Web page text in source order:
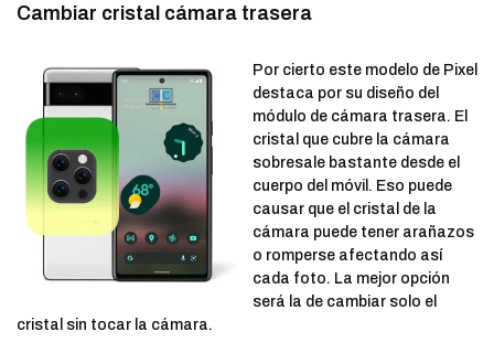
Cambiar cristal cámara trasera
Por cierto este modelo de Pixel
destaca por su diseño del
módulo de cámara trasera. El
cristal que cubre la cámara
sobresale bastante desde el
cuerpo del móvil. Eso puede
causar que el cristal de la
cámara puede tener arañazos
o romperse afectando así
cada foto. La mejor opción
será la de cambiar solo el
cristal sin tocar la cámara.